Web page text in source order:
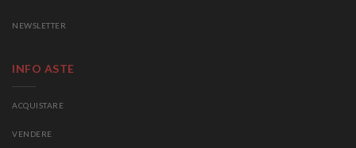
NEWSLETTER
INFO ASTE
ACQUISTARE
VENDERE